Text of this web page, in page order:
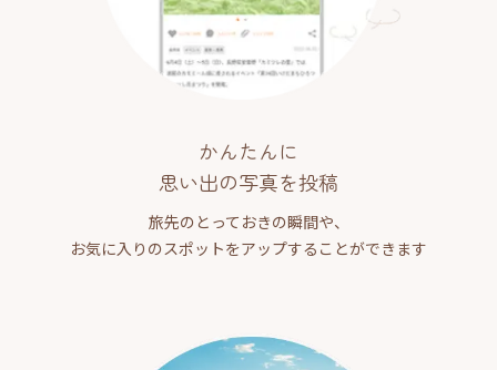
かんたんに
思い出の写真を投稿
旅先のとっておきの瞬間や、
お気に入りのスポットをアップすることができます